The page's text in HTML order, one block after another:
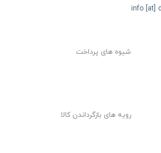
info [at]
شیوه های پرداخت
رویه های بازگرداندن کالا